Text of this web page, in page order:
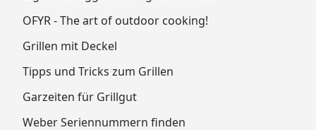
OFYR - The art of outdoor cooking!
Grillen mit Deckel
Tipps und Tricks zum Grillen
Garzeiten für Grillgut
Weber Seriennummern finden